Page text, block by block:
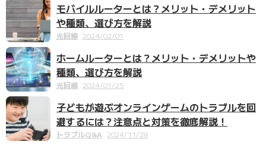
モバイルルーターとは？メリット・デメリット
や種類、選び方を解説
光回線 2024/02/01
ホームルーターとは？メリット・デメリットや
種類、選び方を解説
光回線 2024/01/25
子どもが遊ぶオンラインゲームのトラブルを回
避するには？注意点と対策を徹底解説！
トラブルQ&A 2024/11/28